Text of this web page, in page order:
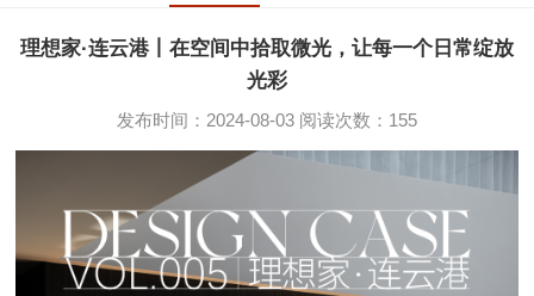
理想家·连云港丨在空间中拾取微光，让每一个日常绽放
光彩
发布时间：2024-08-03 阅读次数：155